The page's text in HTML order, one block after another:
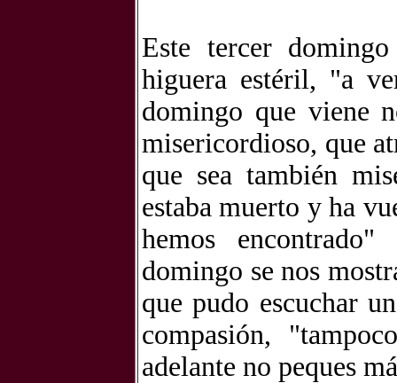
Este tercer
higuera estéril, "a
domingo que viene
misericordioso, que
que sea también
estaba muerto y ha
hemos
domingo se nos
que pudo escuchar
compasión,
adelante no peques